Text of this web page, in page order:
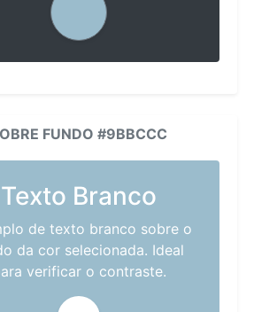
FUNDO #9BBCCC
Texto Branco
de texto branco sobre o
da cor selecionada. Ideal
verificar o contraste.